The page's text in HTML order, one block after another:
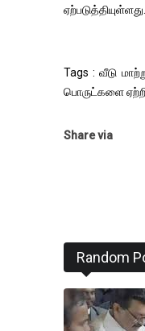
ஏற்படுத்தியுள்ளது.
Tags : வீடு
பொருட்களை
Share via
Random